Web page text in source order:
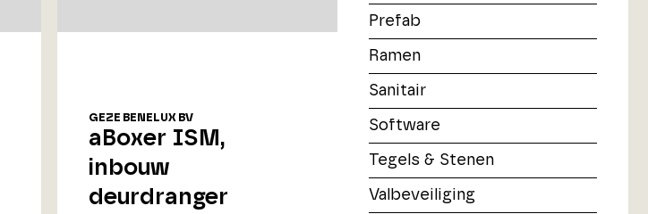
Prefab
Ramen
Sanitair
Software
Tegels & Stenen
Valbeveiliging
GEZE BENELUX BV
aBoxer ISM,
inbouw
deurdranger